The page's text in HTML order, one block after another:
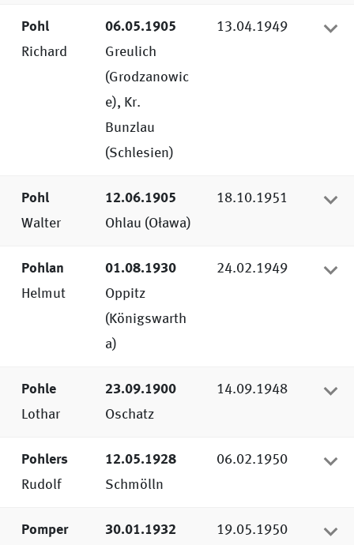
Pohl
Richard
06.05.1905
Greulich
(Grodzanowic
e), Kr.
Bunzlau
(Schlesien)
13.04.1949
Pohl
Walter
12.06.1905
Ohlau (Oława)
18.10.1951
Pohlan
Helmut
01.08.1930
Oppitz
(Königswarth
a)
24.02.1949
Pohle
Lothar
23.09.1900
Oschatz
14.09.1948
Pohlers
Rudolf
12.05.1928
Schmölln
06.02.1950
Pomper
30.01.1932
19.05.1950